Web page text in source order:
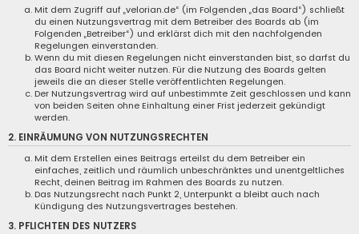
Mit dem Zugriff auf „velorian.de“ (im Folgenden „das Board“) schließt
du einen Nutzungsvertrag mit dem Betreiber des Boards ab (im
Folgenden „Betreiber“) und erklärst dich mit den nachfolgenden
Regelungen einverstanden.
Wenn du mit diesen Regelungen nicht einverstanden bist, so darfst du
das Board nicht weiter nutzen. Für die Nutzung des Boards gelten
jeweils die an dieser Stelle veröffentlichten Regelungen.
Der Nutzungsvertrag wird auf unbestimmte Zeit geschlossen und kann
von beiden Seiten ohne Einhaltung einer Frist jederzeit gekündigt
werden.
2. EINRÄUMUNG VON NUTZUNGSRECHTEN
Mit dem Erstellen eines Beitrags erteilst du dem Betreiber ein
einfaches, zeitlich und räumlich unbeschränktes und unentgeltliches
Recht, deinen Beitrag im Rahmen des Boards zu nutzen.
Das Nutzungsrecht nach Punkt 2, Unterpunkt a bleibt auch nach
Kündigung des Nutzungsvertrages bestehen.
3. PFLICHTEN DES NUTZERS